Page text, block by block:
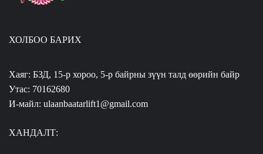
ХОЛБОО БАРИХ
Хаяг: БЗД, 15-р хороо, 5-р байрны зүүн талд өөрийн байр
Утас: 70162680
И-майл: ulaanbaatarlift1@gmail.com
ХАНДАЛТ: